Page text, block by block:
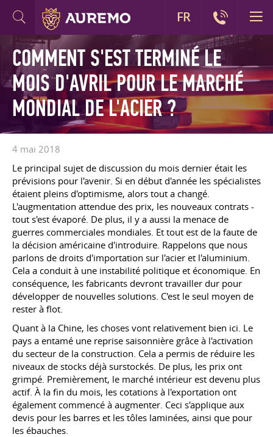
COMMENT S'EST TERMINÉ LE
MOIS D'AVRIL POUR LE MARCHÉ
MONDIAL DE L'ACIER ?
4 mai 2018
Le principal sujet de discussion du mois dernier était les
prévisions pour l'avenir. Si en début d'année les spécialistes
étaient pleins d'optimisme, alors tout a changé.
L'augmentation attendue des prix, les nouveaux contrats -
tout s'est évaporé. De plus, il y a aussi la menace de
guerres commerciales mondiales. Et tout est de la faute de
la décision américaine d'introduire. Rappelons que nous
parlons de droits d'importation sur l'acier et l'aluminium.
Cela a conduit à une instabilité politique et économique. En
conséquence, les fabricants devront travailler dur pour
développer de nouvelles solutions. C'est le seul moyen de
rester à flot.
Quant à la Chine, les choses vont relativement bien ici. Le
pays a entamé une reprise saisonnière grâce à l'activation
du secteur de la construction. Cela a permis de réduire les
niveaux de stocks déjà surstockés. De plus, les prix ont
grimpé. Premièrement, le marché intérieur est devenu plus
actif. À la fin du mois, les cotations à l'exportation ont
également commencé à augmenter. Ceci s'applique aux
devis pour les barres et les tôles laminées, ainsi que pour
les ébauches.
FR